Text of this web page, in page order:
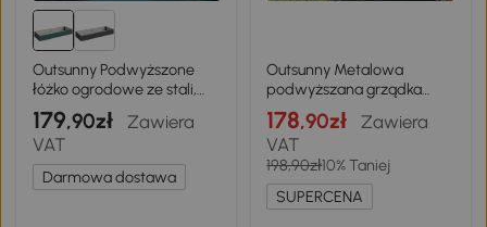
Outsunny Podwyższone
łóżko ogrodowe ze stali,
otwarte dno, łatwy
montaż, 95D x 90,5S x
29,8W cm, Zielony
179,90zł
Zawiera
VAT
Darmowa dostawa
Outsunny Metalowa
podwyższana grządka
zestaw 2 szt., otwarte dno,
do ogrodu i balkonu,
110x50x30cm, ciemnoszary
178,90zł
Zawiera
VAT
198,90zł10% Taniej
SUPERCENA